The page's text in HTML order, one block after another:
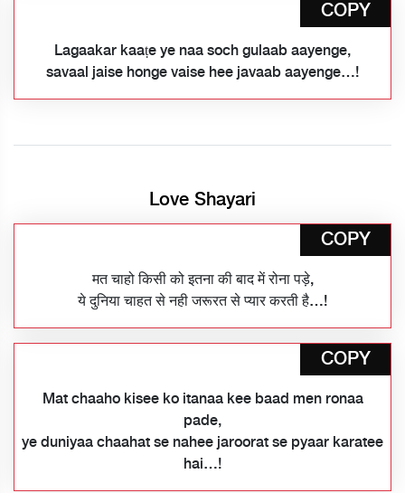
COPY
Lagaakar kaaṭe ye naa soch gulaab aayenge,
savaal jaise honge vaise hee javaab aayenge…!
Love Shayari
COPY
मत चाहो किसी को इतना की बाद में रोना पड़े,
ये दुनिया चाहत से नही जरूरत से प्यार करती है…!
COPY
Mat chaaho kisee ko itanaa kee baad men ronaa
pade,
ye duniyaa chaahat se nahee jaroorat se pyaar karatee
hai…!